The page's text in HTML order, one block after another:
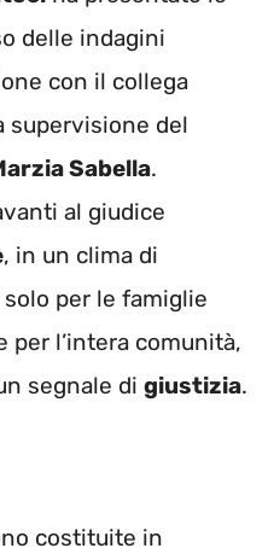
delle indagini
con il collega
supervisione del
Sabella.
al giudice
, in un clima di
per le famiglie
l’intera comunità,
segnale di giustizia.
costituite in